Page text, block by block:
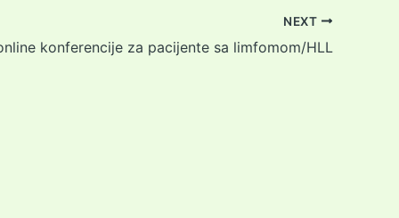
NEXT
konferencije za pacijente sa limfomom/HLL